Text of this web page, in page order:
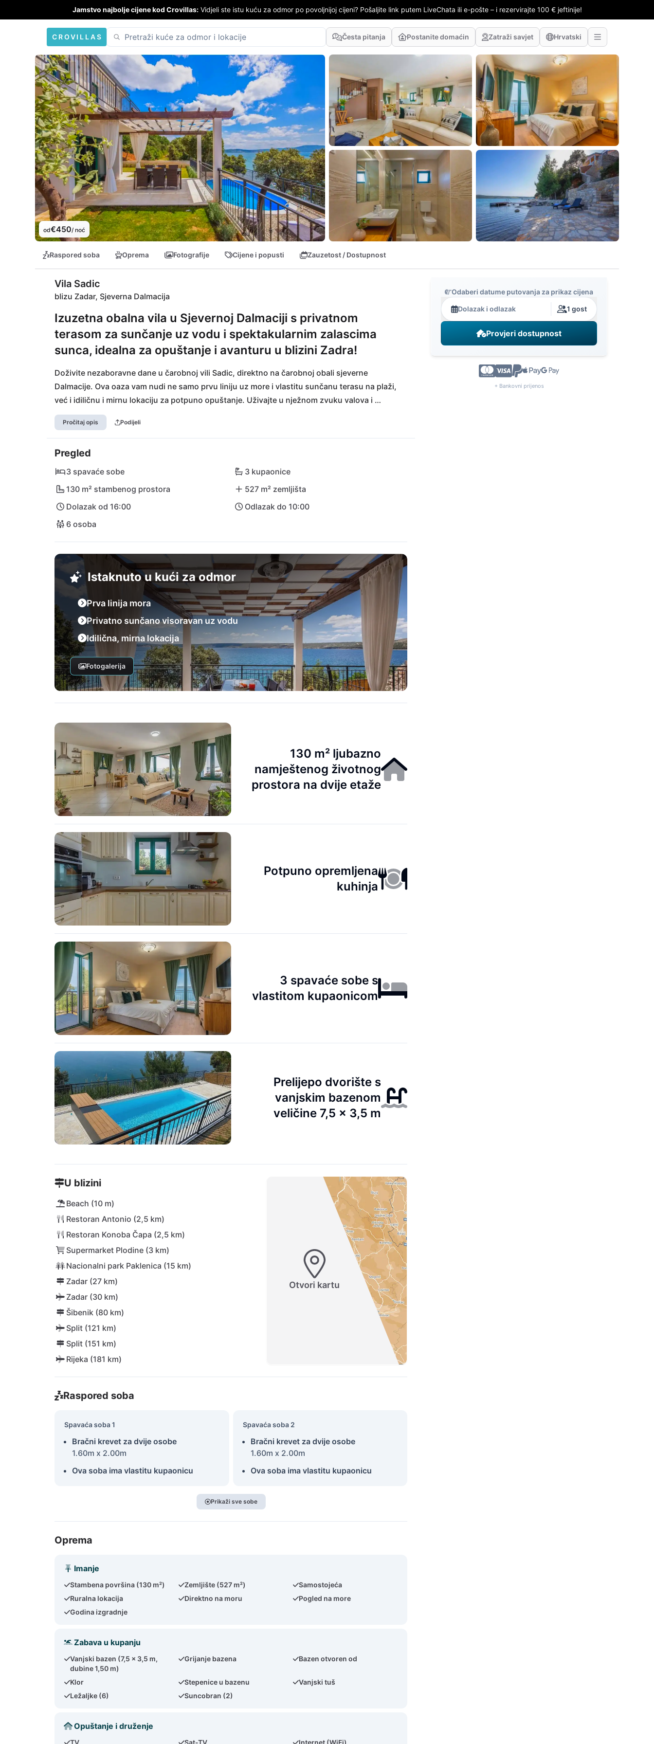
Jamstvo najbolje cijene kod Crovillas: Vidjeli ste istu kuću za odmor po povoljnijoj cijeni? Pošaljite link putem LiveChata ili e-pošte – i rezervirajte 100 € jeftinije!
CROVILLAS Česta pitanja Postanite domaćin Zatraži savjet Hrvatski
od€450/ noć
Raspored soba Oprema Fotografije Cijene i popusti Zauzetost / Dostupnost
Vila Sadic
blizu Zadar, Sjeverna Dalmacija
Izuzetna obalna vila u Sjevernoj Dalmaciji s privatnom
terasom za sunčanje uz vodu i spektakularnim zalascima
sunca, idealna za opuštanje i avanturu u blizini Zadra!
Doživite nezaboravne dane u čarobnoj vili Sadic, direktno na čarobnoj obali sjeverne
Dalmacije. Ova oaza vam nudi ne samo prvu liniju uz more i vlastitu sunčanu terasu na plaži,
već i idiličnu i mirnu lokaciju za potpuno opuštanje. Uživajte u nježnom zvuku valova i
zadivljujućim zalascima sunca s terase. Nacionalni park Paklenica je u blizini i poziva vas na
uzbudljive avanture, dok Zadar sa svojom povijesnom jezgrom čeka samo 27 km udaljen na
vaš posjet. Gurmanski užici vas čekaju u restoranima Antonio i Konoba Čapa - oba su udaljena
samo nekoliko minuta. Dozvolite da vas očaraju ova jedinstvena kombinacija mira i doživljaja!
Pročitaj opis Podijeli
Pregled
3 spavaće sobe
3 kupaonice
130 m² stambenog prostora
527 m² zemljišta
Dolazak od 16:00
Odlazak do 10:00
6 osoba
Istaknuto u kući za odmor
Prva linija mora
Privatno sunčano visoravan uz vodu
Idilična, mirna lokacija
Fotogalerija
130 m² ljubazno
namještenog životnog
prostora na dvije etaže
Potpuno opremljena
kuhinja
3 spavaće sobe s
vlastitom kupaonicom
Prelijepo dvorište s
vanjskim bazenom
veličine 7,5 x 3,5 m
U blizini
Beach (10 m)
Restoran Antonio (2,5 km)
Restoran Konoba Čapa (2,5 km)
Supermarket Plodine (3 km)
Nacionalni park Paklenica (15 km)
Zadar (27 km)
Zadar (30 km)
Šibenik (80 km)
Split (121 km)
Split (151 km)
Rijeka (181 km)
Otvori kartu
Raspored soba
Spavaća soba 1
Bračni krevet za dvije osobe
1.60m x 2.00m
Ova soba ima vlastitu kupaonicu
Spavaća soba 2
Bračni krevet za dvije osobe
1.60m x 2.00m
Ova soba ima vlastitu kupaonicu
Prikaži sve sobe
Oprema
Imanje
Stambena površina (130 m²) Zemljište (527 m²)
Samostojeća
Ruralna lokacija
Direktno na moru
Pogled na more
Godina izgradnje
Zabava u kupanju
Vanjski bazen (7,5 x 3,5 m,
dubine 1,50 m)
Grijanje bazena Bazen otvoren od
Klor Stepenice u bazenu
Vanjski tuš
Ležaljke (6)
Suncobran (2)
Opuštanje i druženje
TV Sat-TV Internet (WiFi)
Odaberi datume putovanja za prikaz cijena
Dolazak i odlazak 1 gost
Provjeri dostupnost
+ Bankovni prijenos